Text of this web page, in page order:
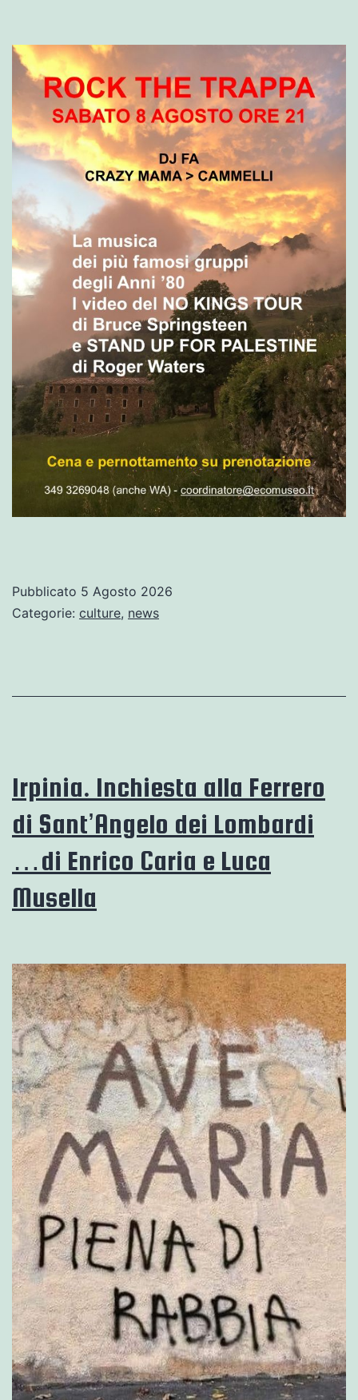
Pubblicato 5 Agosto 2026
Categorie: culture, news
Irpinia. Inchiesta alla Ferrero
di Sant’Angelo dei Lombardi
…di Enrico Caria e Luca
Musella